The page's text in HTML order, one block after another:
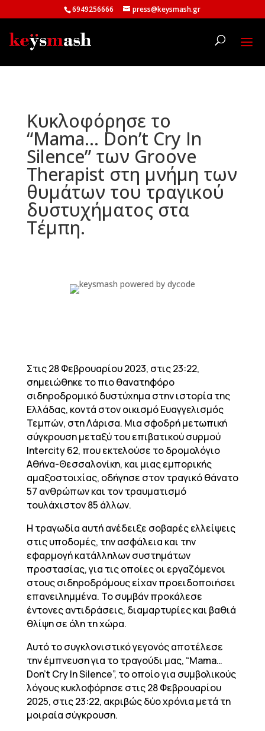
6949256666 press@keysmash.gr
Κυκλοφόρησε το
“Mama… Don’t Cry In
Silence” των Groove
Therapist στη μνήμη των
θυμάτων του τραγικού
δυστυχήματος στα
Τέμπη.
Στις 28 Φεβρουαρίου 2023, στις 23:22,
σημειώθηκε το πιο θανατηφόρο
σιδηροδρομικό δυστύχημα στην ιστορία της
Ελλάδας, κοντά στον οικισμό Ευαγγελισμός
Τεμπών, στη Λάρισα. Μια σφοδρή μετωπική
σύγκρουση μεταξύ του επιβατικού συρμού
Intercity 62, που εκτελούσε το δρομολόγιο
Αθήνα-Θεσσαλονίκη, και μιας εμπορικής
αμαξοστοιχίας, οδήγησε στον τραγικό θάνατο
57 ανθρώπων και τον τραυματισμό
τουλάχιστον 85 άλλων.
Η τραγωδία αυτή ανέδειξε σοβαρές ελλείψεις
στις υποδομές, την ασφάλεια και την
εφαρμογή κατάλληλων συστημάτων
προστασίας, για τις οποίες οι εργαζόμενοι
στους σιδηροδρόμους είχαν προειδοποιήσει
επανειλημμένα. Το συμβάν προκάλεσε
έντονες αντιδράσεις, διαμαρτυρίες και βαθιά
θλίψη σε όλη τη χώρα.
Αυτό το συγκλονιστικό γεγονός αποτέλεσε
την έμπνευση για το τραγούδι μας, “Mama…
Don’t Cry In Silence”, το οποίο για συμβολικούς
λόγους κυκλοφόρησε στις 28 Φεβρουαρίου
2025, στις 23:22, ακριβώς δύο χρόνια μετά τη
μοιραία σύγκρουση.